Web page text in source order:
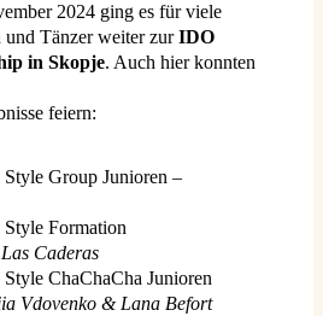
2024 ging es für viele
und Tänzer weiter zurIDO
in Skopje. Auch hier konnten
feiern:
Group Junioren –
Formation
Las Caderas
ChaChaCha Junioren
Vdovenko & Lana Befort